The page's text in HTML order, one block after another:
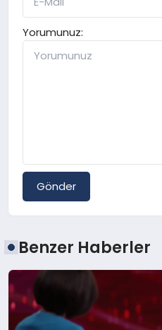
Yorumunuz:
Gönder
Benzer Haberler